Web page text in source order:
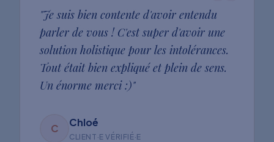
"Je suis bien contente d'avoir entendu
parler de vous ! C'est super d'avoir une
solution holistique pour les intolérances.
Tout était bien expliqué et plein de sens.
Un énorme merci :)"
C Chloé
CLIENT·E VÉRIFIÉ·E